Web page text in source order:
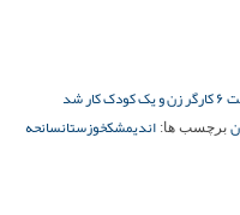
شد
برچسب ها: اندیمشکخوزستانسانحه